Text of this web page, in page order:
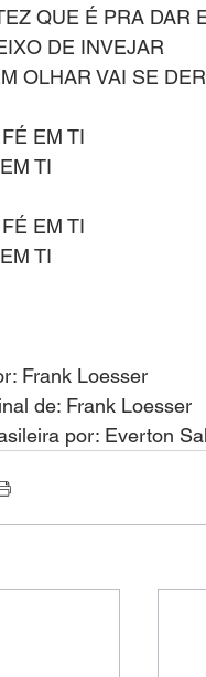
QUE É PRA DAR
DE INVEJAR
OLHAR VAI SE
EM TI
TI
EM TI
TI
Frank Loesser
de: Frank Loesser
por: Everton